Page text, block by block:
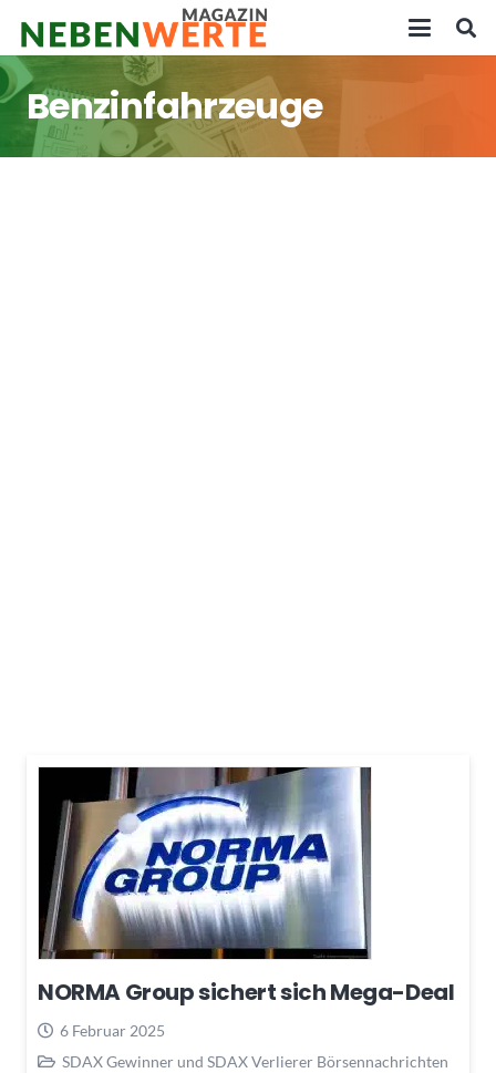
Benzinfahrzeuge
NORMA Group sichert sich Mega-Deal
6 Februar 2025
SDAX Gewinner und SDAX Verlierer Börsennachrichten